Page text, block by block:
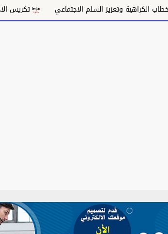
وتعزيز السلم الاجتماعي تكريس الاحتلال